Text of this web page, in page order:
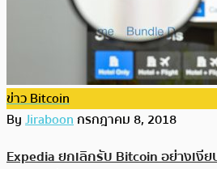
ข่าว Bitcoin
ByJiraboonกรกฎาคม 8, 2018
Expedia ยกเลิกรับ Bitcoin อย่างเงี